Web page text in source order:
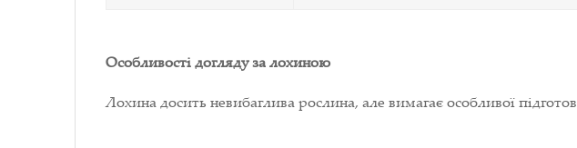
Особливості догляду за лохиною
Лохина досить невибаглива рослина, але вимагає особливої